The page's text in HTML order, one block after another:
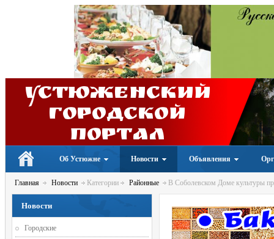
Устюженский
Городской
портал
Об Устюжне Новости Объявления
Главная Новости Категории Районные В Соболевском Доме культуры
Новости
Городские